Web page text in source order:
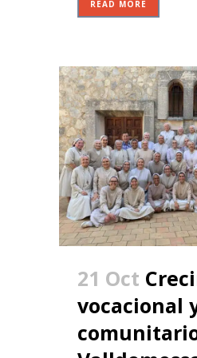
READ MORE
21 Oct
vocacional